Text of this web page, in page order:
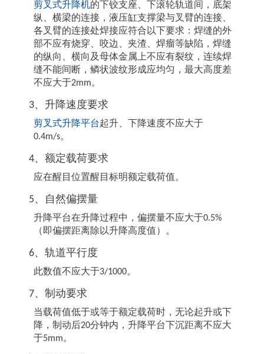
剪叉式升降机的下铰支座、下滚轮轨道间，底架
纵、横梁的连接，液压缸支撑梁与叉臂的连接、
各叉臂的连接处焊接应符合以下要求：焊缝的外
部不应有烧穿、咬边、夹渣、焊瘤等缺陷，焊缝
的纵向、横向及母体金属上不应有裂纹，连续焊
缝不能间断，鳞状波纹形成应均匀，最大高度差
不应大于2mm。
3、升降速度要求
剪叉式升降平台起升、下降速度不应大于
0.4m/s。
4、额定载荷要求
应在醒目位置醒目标明额定载荷值。
5、自然偏摆量
升降平台在升降过程中，偏摆量不应大于0.5%
（即偏摆距离除以升降高度值）。
6、轨道平行度
此数值不应大于3/1000。
7、制动要求
当载荷值低于或等于额定载荷时，无论起升或下
降，制动后20分钟内，升降平台下沉距离不应大
于5mm。